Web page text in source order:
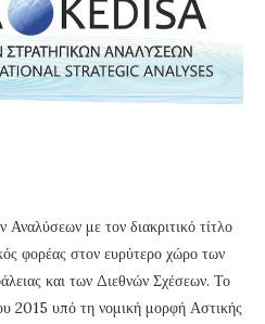
με τον διακριτικό τίτλο
φορέας στον ευρύτερο χώρο των
και των Διεθνών Σχέσεων. Το
2015 υπό τη νομική μορφή Αστικής